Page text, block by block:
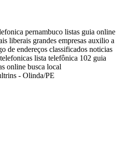
pernambuco listas guia online
liberais grandes empresas auxilio a
de endereços classificados noticias
lista telefônica 102 guia
online busca local
- Olinda/PE